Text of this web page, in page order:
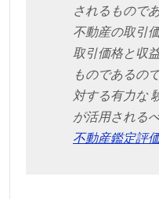
されるもので
不動産の取引
取引価格と収
ものであるの
対する有力な
が活用される
不動産鑑定評